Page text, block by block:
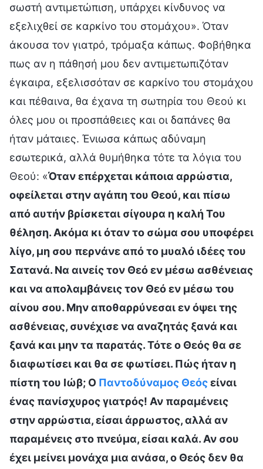
σωστή αντιμετώπιση, υπάρχει κίνδυνος να
εξελιχθεί σε καρκίνο του στομάχου». Όταν
άκουσα τον γιατρό, τρόμαξα κάπως. Φοβήθηκα
πως αν η πάθησή μου δεν αντιμετωπιζόταν
έγκαιρα, εξελισσόταν σε καρκίνο του στομάχου
και πέθαινα, θα έχανα τη σωτηρία του Θεού κι
όλες μου οι προσπάθειες και οι δαπάνες θα
ήταν μάταιες. Ένιωσα κάπως αδύναμη
εσωτερικά, αλλά θυμήθηκα τότε τα λόγια του
Θεού: «Όταν επέρχεται κάποια αρρώστια,
οφείλεται στην αγάπη του Θεού, και πίσω
από αυτήν βρίσκεται σίγουρα η καλή Του
θέληση. Ακόμα κι όταν το σώμα σου υποφέρει
λίγο, μη σου περνάνε από το μυαλό ιδέες του
Σατανά. Να αινείς τον Θεό εν μέσω ασθένειας
και να απολαμβάνεις τον Θεό εν μέσω του
αίνου σου. Μην αποθαρρύνεσαι εν όψει της
ασθένειας, συνέχισε να αναζητάς ξανά και
ξανά και μην τα παρατάς. Τότε ο Θεός θα σε
διαφωτίσει και θα σε φωτίσει. Πώς ήταν η
πίστη του Ιώβ; Ο Παντοδύναμος Θεόςείναι
ένας πανίσχυρος γιατρός! Αν παραμένεις
στην αρρώστια, είσαι άρρωστος, αλλά αν
παραμένεις στο πνεύμα, είσαι καλά. Αν σου
έχει μείνει μονάχα μια ανάσα, ο Θεός δεν θα